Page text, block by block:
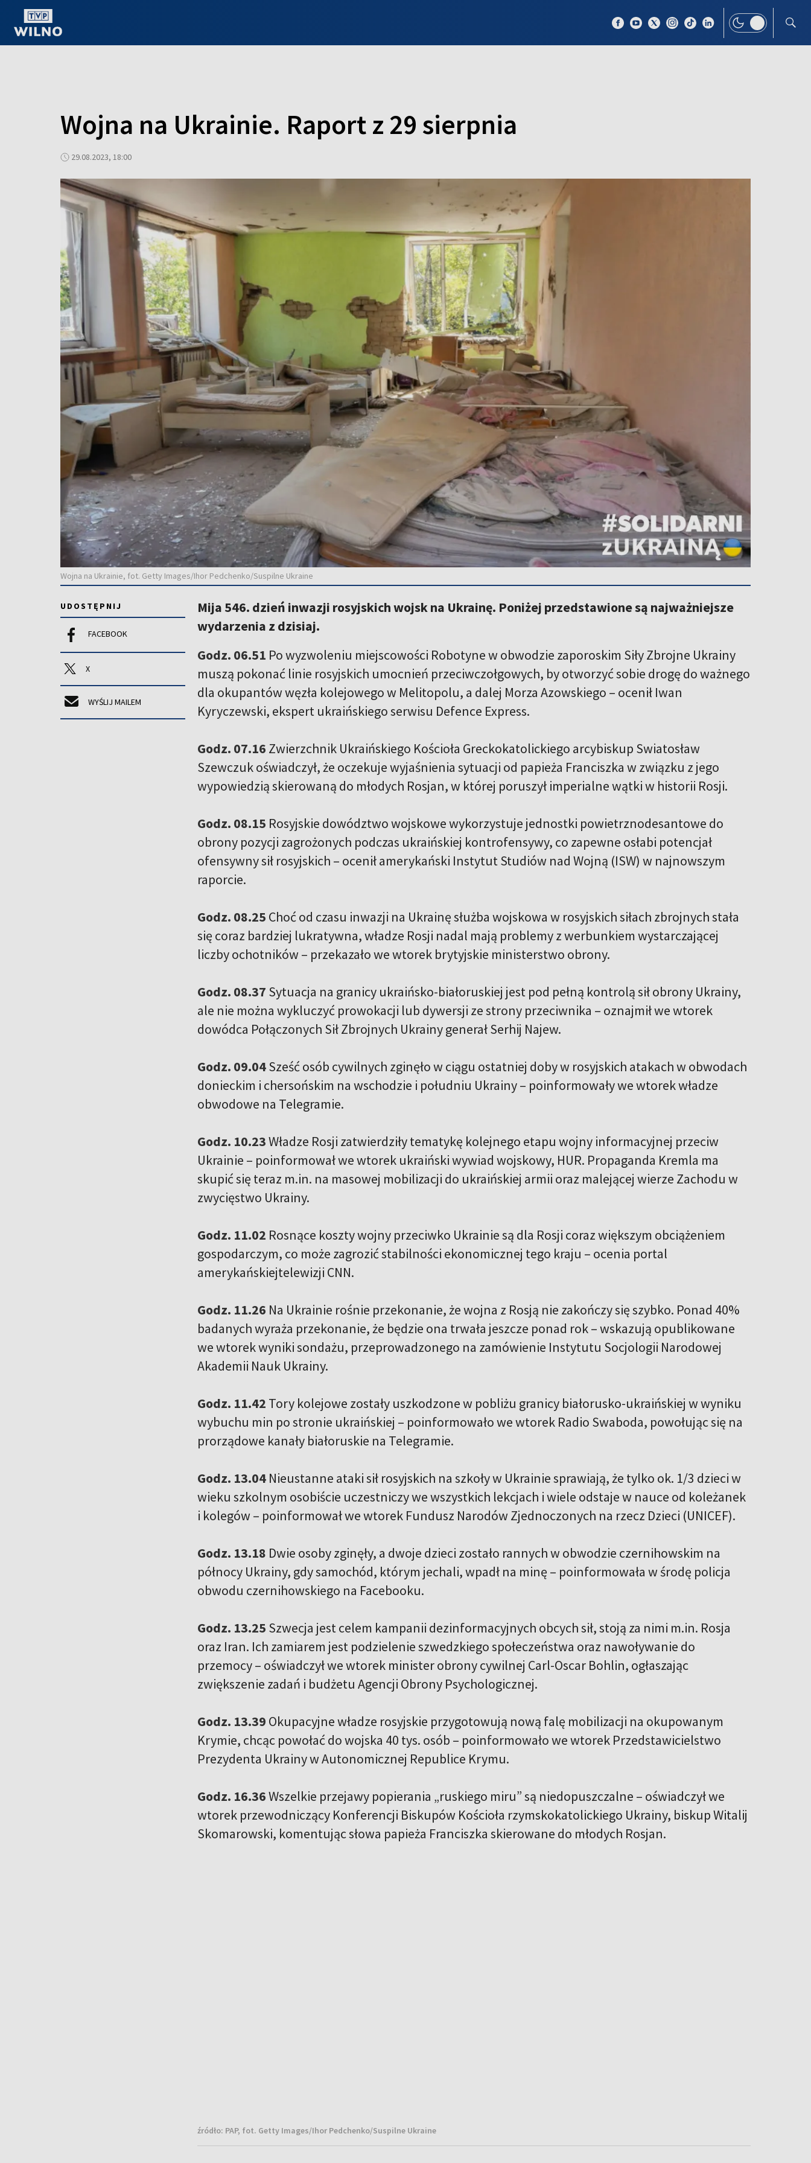
Wojna na Ukrainie. Raport z 29 sierpnia
29.08.2023, 18:00
Wojna na Ukrainie, fot. Getty Images/Ihor Pedchenko/Suspilne Ukraine
UDOSTĘPNIJ
FACEBOOK
X
WYŚLIJ MAILEM
Mija 546. dzień inwazji rosyjskich wojsk na Ukrainę. Poniżej przedstawione są najważniejsze
wydarzenia z dzisiaj.
Godz. 06.51 Po wyzwoleniu miejscowości Robotyne w obwodzie zaporoskim Siły Zbrojne Ukrainy
muszą pokonać linie rosyjskich umocnień przeciwczołgowych, by otworzyć sobie drogę do ważnego
dla okupantów węzła kolejowego w Melitopolu, a dalej Morza Azowskiego – ocenił Iwan
Kyryczewski, ekspert ukraińskiego serwisu Defence Express.
Godz. 07.16 Zwierzchnik Ukraińskiego Kościoła Greckokatolickiego arcybiskup Swiatosław
Szewczuk oświadczył, że oczekuje wyjaśnienia sytuacji od papieża Franciszka w związku z jego
wypowiedzią skierowaną do młodych Rosjan, w której poruszył imperialne wątki w historii Rosji.
Godz. 08.15 Rosyjskie dowództwo wojskowe wykorzystuje jednostki powietrznodesantowe do
obrony pozycji zagrożonych podczas ukraińskiej kontrofensywy, co zapewne osłabi potencjał
ofensywny sił rosyjskich – ocenił amerykański Instytut Studiów nad Wojną (ISW) w najnowszym
raporcie.
Godz. 08.25 Choć od czasu inwazji na Ukrainę służba wojskowa w rosyjskich siłach zbrojnych stała
się coraz bardziej lukratywna, władze Rosji nadal mają problemy z werbunkiem wystarczającej
liczby ochotników – przekazało we wtorek brytyjskie ministerstwo obrony.
Godz. 08.37 Sytuacja na granicy ukraińsko-białoruskiej jest pod pełną kontrolą sił obrony Ukrainy,
ale nie można wykluczyć prowokacji lub dywersji ze strony przeciwnika – oznajmił we wtorek
dowódca Połączonych Sił Zbrojnych Ukrainy generał Serhij Najew.
Godz. 09.04Sześć osób cywilnych zginęło w ciągu ostatniej doby w rosyjskich atakach w obwodach
donieckim i chersońskim na wschodzie i południu Ukrainy – poinformowały we wtorek władze
obwodowe na Telegramie.
Godz. 10.23Władze Rosji zatwierdziły tematykę kolejnego etapu wojny informacyjnej przeciw
Ukrainie – poinformował we wtorek ukraiński wywiad wojskowy, HUR. Propaganda Kremla ma
skupić się teraz m.in. na masowej mobilizacji do ukraińskiej armii oraz malejącej wierze Zachodu w
zwycięstwo Ukrainy.
Godz. 11.02 Rosnące koszty wojny przeciwko Ukrainie są dla Rosji coraz większym obciążeniem
gospodarczym, co może zagrozić stabilności ekonomicznej tego kraju – ocenia portal
amerykańskiejtelewizji CNN.
Godz. 11.26 Na Ukrainie rośnie przekonanie, że wojna z Rosją nie zakończy się szybko. Ponad 40%
badanych wyraża przekonanie, że będzie ona trwała jeszcze ponad rok – wskazują opublikowane
we wtorek wyniki sondażu, przeprowadzonego na zamówienie Instytutu Socjologii Narodowej
Akademii Nauk Ukrainy.
Godz. 11.42 Tory kolejowe zostały uszkodzone w pobliżu granicy białorusko-ukraińskiej w wyniku
wybuchu min po stronie ukraińskiej – poinformowało we wtorek Radio Swaboda, powołując się na
prorządowe kanały białoruskie na Telegramie.
Godz. 13.04 Nieustanne ataki sił rosyjskich na szkoły w Ukrainie sprawiają, że tylko ok. 1/3 dzieci w
wieku szkolnym osobiście uczestniczy we wszystkich lekcjach i wiele odstaje w nauce od koleżanek
i kolegów – poinformował we wtorek Fundusz Narodów Zjednoczonych na rzecz Dzieci (UNICEF).
Godz. 13.18 Dwie osoby zginęły, a dwoje dzieci zostało rannych w obwodzie czernihowskim na
północy Ukrainy, gdy samochód, którym jechali, wpadł na minę – poinformowała w środę policja
obwodu czernihowskiego na Facebooku.
Godz. 13.25 Szwecja jest celem kampanii dezinformacyjnych obcych sił, stoją za nimi m.in. Rosja
oraz Iran. Ich zamiarem jest podzielenie szwedzkiego społeczeństwa oraz nawoływanie do
przemocy – oświadczył we wtorek minister obrony cywilnej Carl-Oscar Bohlin, ogłaszając
zwiększenie zadań i budżetu Agencji Obrony Psychologicznej.
Godz. 13.39 Okupacyjne władze rosyjskie przygotowują nową falę mobilizacji na okupowanym
Krymie, chcąc powołać do wojska 40 tys. osób – poinformowało we wtorek Przedstawicielstwo
Prezydenta Ukrainy w Autonomicznej Republice Krymu.
Godz. 16.36Wszelkie przejawy popierania „ruskiego miru” są niedopuszczalne – oświadczył we
wtorek przewodniczący Konferencji Biskupów Kościoła rzymskokatolickiego Ukrainy, biskup Witalij
Skomarowski, komentując słowa papieża Franciszka skierowane do młodych Rosjan.
źródło: PAP, fot. Getty Images/Ihor Pedchenko/Suspilne Ukraine